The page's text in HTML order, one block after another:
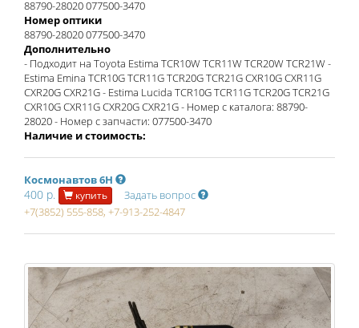
88790-28020 077500-3470
Номер оптики
88790-28020 077500-3470
Дополнительно
- Подходит на Toyota Estima TCR10W TCR11W TCR20W TCR21W -
Estima Emina TCR10G TCR11G TCR20G TCR21G CXR10G CXR11G
CXR20G CXR21G - Estima Lucida TCR10G TCR11G TCR20G TCR21G
CXR10G CXR11G CXR20G CXR21G - Номер с каталога: 88790-
28020 - Номер с запчасти: 077500-3470
Наличие и стоимость:
Космонавтов 6Н
400 р. купить
Задать вопрос
+7(3852) 555-858, +7-913-252-4847